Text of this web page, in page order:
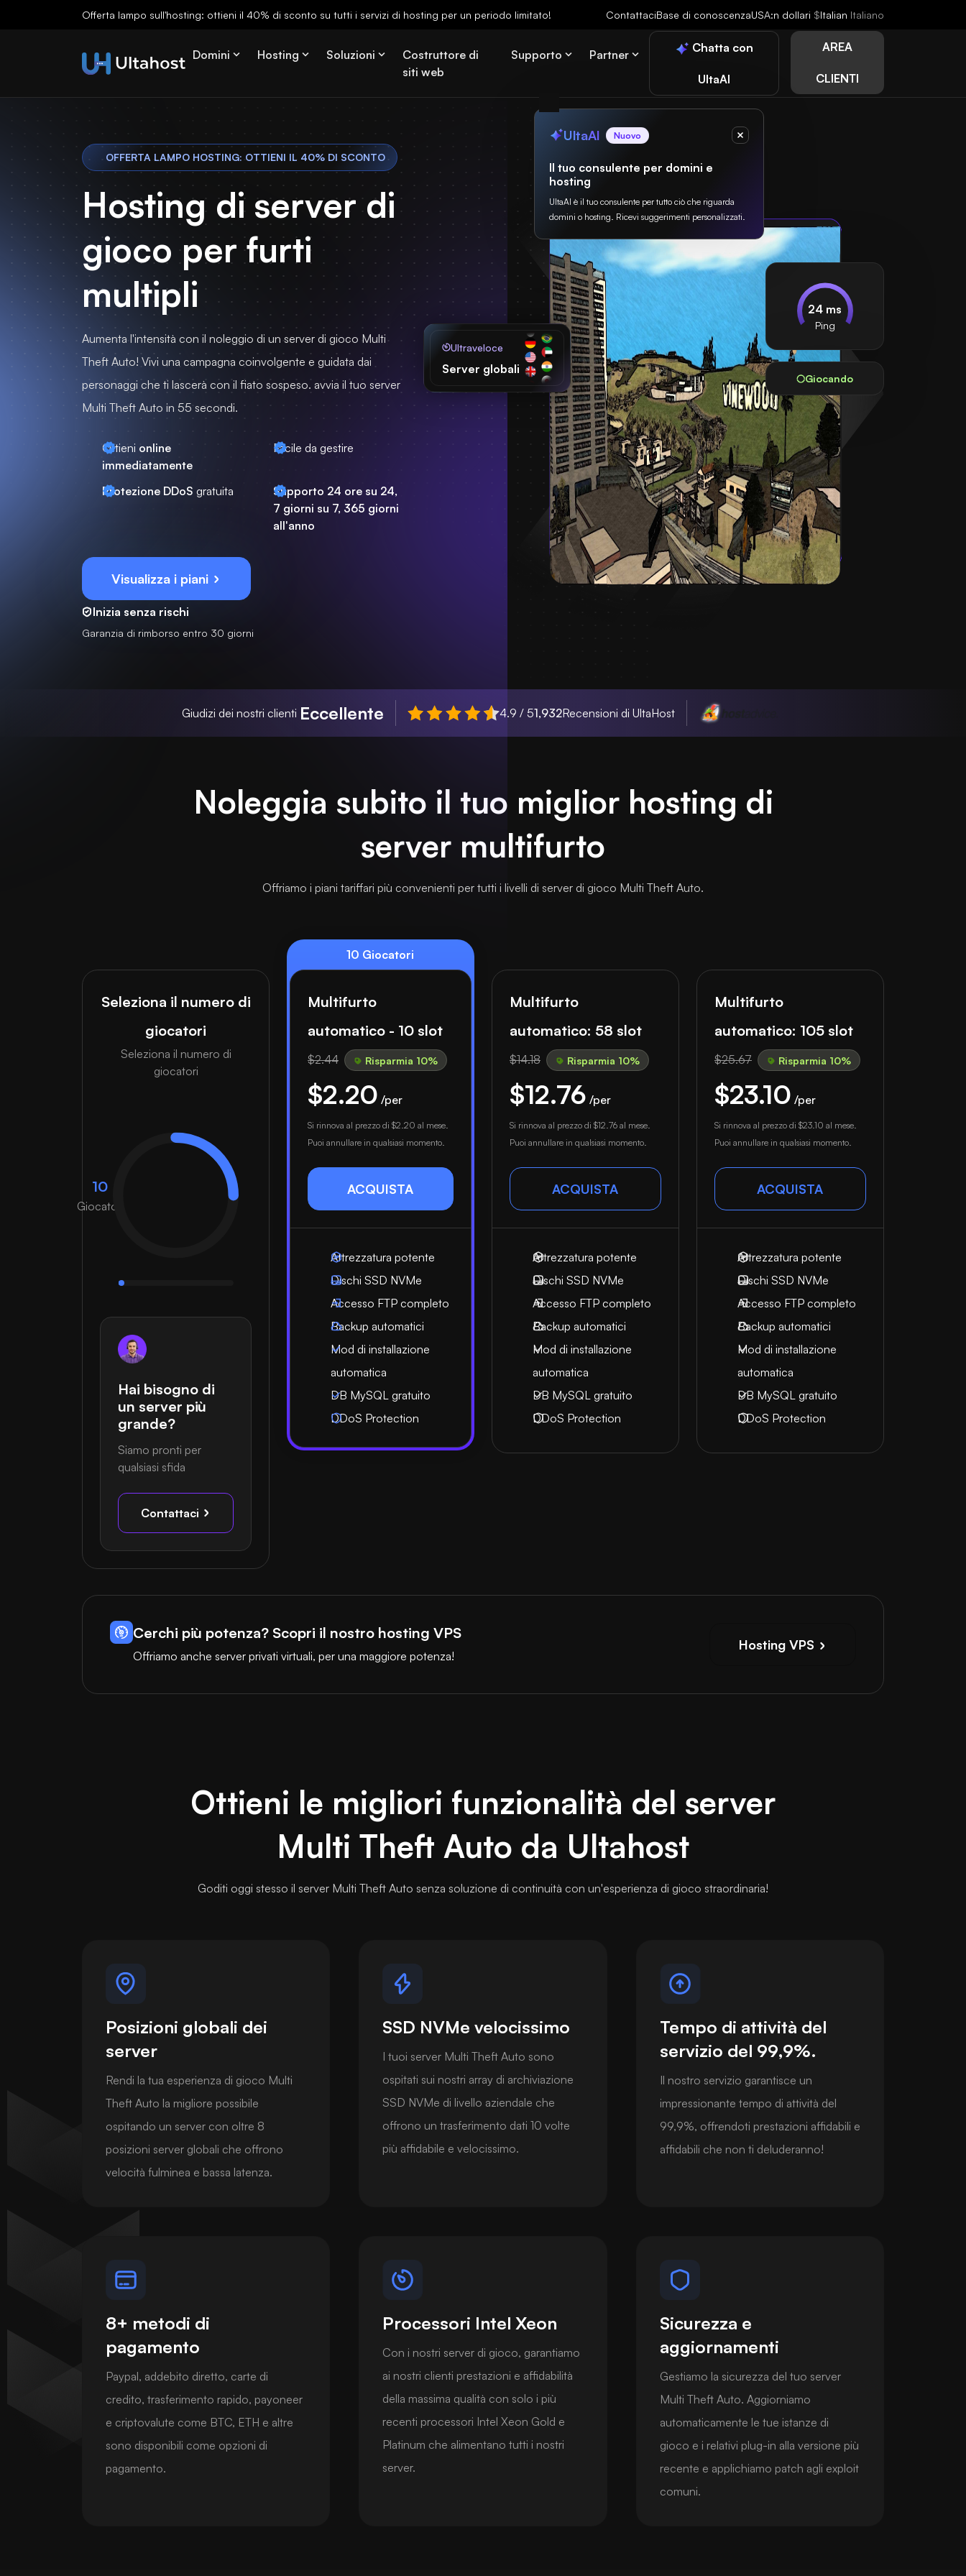
Offerta lampo sull'hosting: ottieni il 40% di sconto su tutti i servizi di hosting per un periodo limitato! ContattaciBase di conoscenzaUSA:n dollari $Italian Italiano
Domini Hosting Soluzioni
Costruttore di
siti web
Supporto Partner Chatta con
UltaAI
UltaAI Nuovo
Il tuo consulente per domini e
hosting
UltaAI è il tuo consulente per tutto ciò che riguarda
domini o hosting. Ricevi suggerimenti personalizzati.
AREA
CLIENTI
OFFERTA LAMPO HOSTING: OTTIENI IL 40% DI SCONTO
Hosting di server di
gioco per furti
multipli
Aumenta l'intensità con il noleggio di un server di gioco Multi
Theft Auto! Vivi una campagna coinvolgente e guidata dai
personaggi che ti lascerà con il fiato sospeso. avvia il tuo server
Multi Theft Auto in 55 secondi.
Ottieni online
immediatamente
Facile da gestire
Protezione DDoS gratuita
Supporto 24 ore su 24,
7 giorni su 7, 365 giorni
all'anno
Visualizza i piani
Inizia senza rischi
Garanzia di rimborso entro 30 giorni
Ultraveloce
Server globali
24 ms
Ping
Giocando
Giudizi dei nostri clienti Eccellente 4.9 / 51,932Recensioni di UltaHost
Noleggia subito il tuo miglior hosting di
server multifurto
Offriamo i piani tariffari più convenienti per tutti i livelli di server di gioco Multi Theft Auto.
Seleziona il numero di
giocatori
Seleziona il numero di
giocatori
10
Giocatori
Hai bisogno di
un server più
grande?
Siamo pronti per
qualsiasi sfida
Contattaci
10 Giocatori
Multifurto
automatico - 10 slot
$2.44 Risparmia 10%
$2.20 /per
Si rinnova al prezzo di $2.20 al mese.
Puoi annullare in qualsiasi momento.
ACQUISTA
Attrezzatura potente
Dischi SSD NVMe
Accesso FTP completo
Backup automatici
Mod di installazione
automatica
DB MySQL gratuito
DDoS Protection
Multifurto
automatico: 58 slot
$14.18 Risparmia 10%
$12.76 /per
Si rinnova al prezzo di $12.76al mese.
Puoi annullare in qualsiasi momento.
ACQUISTA
Attrezzatura potente
Dischi SSD NVMe
Accesso FTP completo
Backup automatici
Mod di installazione
automatica
DB MySQL gratuito
DDoS Protection
Multifurto
automatico: 105 slot
$25.67 Risparmia 10%
$23.10 /per
Si rinnova al prezzo di $23.10 al mese.
Puoi annullare in qualsiasi momento.
ACQUISTA
Attrezzatura potente
Dischi SSD NVMe
Accesso FTP completo
Backup automatici
Mod di installazione
automatica
DB MySQL gratuito
DDoS Protection
Cerchi più potenza? Scopri il nostro hosting VPS
Offriamo anche server privati virtuali, per una maggiore potenza!
Hosting VPS
Ottieni le migliori funzionalità del server
Multi Theft Auto da Ultahost
Goditi oggi stesso il server Multi Theft Auto senza soluzione di continuità con un'esperienza di gioco straordinaria!
Posizioni globali dei
server
Rendi la tua esperienza di gioco Multi
Theft Auto la migliore possibile
ospitando un server con oltre 8
posizioni server globali che offrono
velocità fulminea e bassa latenza.
SSD NVMe velocissimo
I tuoi server Multi Theft Auto sono
ospitati sui nostri array di archiviazione
SSD NVMe di livello aziendale che
offrono un trasferimento dati 10 volte
più affidabile e velocissimo.
Tempo di attività del
servizio del 99,9%.
Il nostro servizio garantisce un
impressionante tempo di attività del
99,9%, offrendoti prestazioni affidabili e
affidabili che non ti deluderanno!
8+ metodi di
pagamento
Paypal, addebito diretto, carte di
credito, trasferimento rapido, payoneer
e criptovalute come BTC, ETH e altre
sono disponibili come opzioni di
pagamento.
Processori Intel Xeon
Con i nostri server di gioco, garantiamo
ai nostri clienti prestazioni e affidabilità
della massima qualità con solo i più
recenti processori Intel Xeon Gold e
Platinum che alimentano tutti i nostri
server.
Sicurezza e
aggiornamenti
Gestiamo la sicurezza del tuo server
Multi Theft Auto. Aggiorniamo
automaticamente le tue istanze di
gioco e i relativi plug-in alla versione più
recente e applichiamo patch agli exploit
comuni.